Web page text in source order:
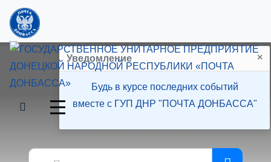
Пресс-центр
Уведомление ×
Будь в курсе последних событий
вместе с ГУП ДНР "ПОЧТА ДОНБАССА"